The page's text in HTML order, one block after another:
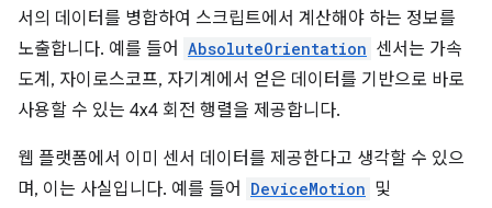
서의 데이터를 병합하여 스크립트에서 계산해야 하는 정보를
노출합니다. 예를 들어 AbsoluteOrientation 센서는 가속
도계, 자이로스코프, 자기계에서 얻은 데이터를 기반으로 바로
사용할 수 있는 4x4 회전 행렬을 제공합니다.
웹 플랫폼에서 이미 센서 데이터를 제공한다고 생각할 수 있으
며, 이는 사실입니다. 예를 들어
DeviceMotion 및